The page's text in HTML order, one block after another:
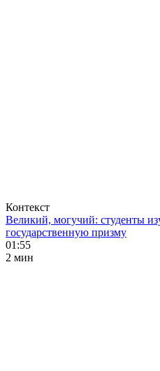
Контекст
Великий, могучий: студенты
государственную призму
01:55
2 мин